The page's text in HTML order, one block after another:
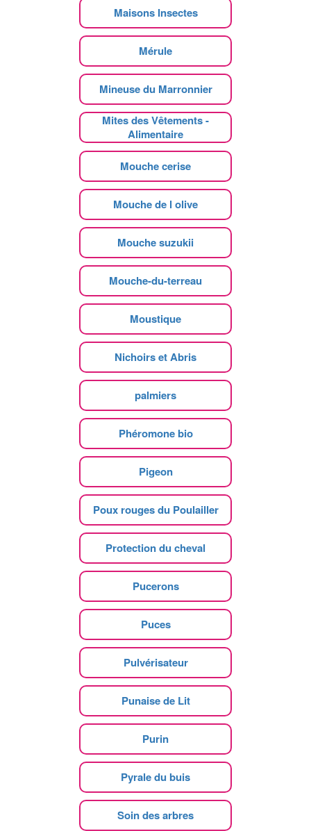
Maisons Insectes
Mérule
Mineuse du Marronnier
Mites des Vêtements -
Alimentaire
Mouche cerise
Mouche de l olive
Mouche suzukii
Mouche-du-terreau
Moustique
Nichoirs et Abris
palmiers
Phéromone bio
Pigeon
Poux rouges du Poulailler
Protection du cheval
Pucerons
Puces
Pulvérisateur
Punaise de Lit
Purin
Pyrale du buis
Soin des arbres